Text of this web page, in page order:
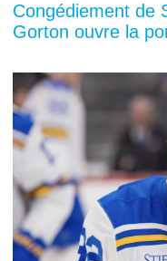
Congédiement de
Gorton ouvre la